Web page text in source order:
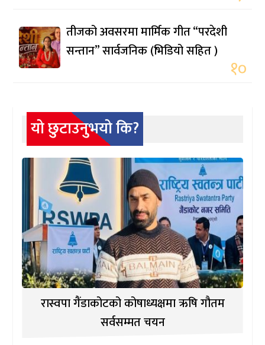
तीजको अवसरमा मार्मिक गीत “परदेशी
सन्तान” सार्वजनिक (भिडियो सहित )
१०
यो छुटाउनुभयो कि?
रास्वपा गैंडाकोटको कोषाध्यक्षमा ऋषि गौतम
सर्वसम्मत चयन